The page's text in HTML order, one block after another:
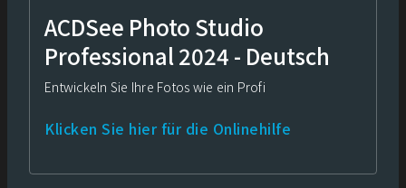
ACDSee Photo Studio
Professional 2024 - Deutsch
Entwickeln Sie Ihre Fotos wie ein Profi
Klicken Sie hier für die Onlinehilfe